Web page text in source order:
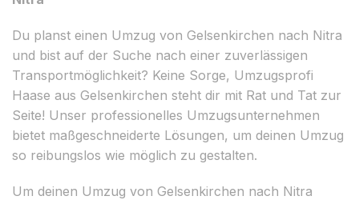
Du planst einen Umzug von Gelsenkirchen nach Nitra
und bist auf der Suche nach einer zuverlässigen
Transportmöglichkeit? Keine Sorge, Umzugsprofi
Haase aus Gelsenkirchen steht dir mit Rat und Tat zur
Seite! Unser professionelles Umzugsunternehmen
bietet maßgeschneiderte Lösungen, um deinen Umzug
so reibungslos wie möglich zu gestalten.
Um deinen Umzug von Gelsenkirchen nach Nitra